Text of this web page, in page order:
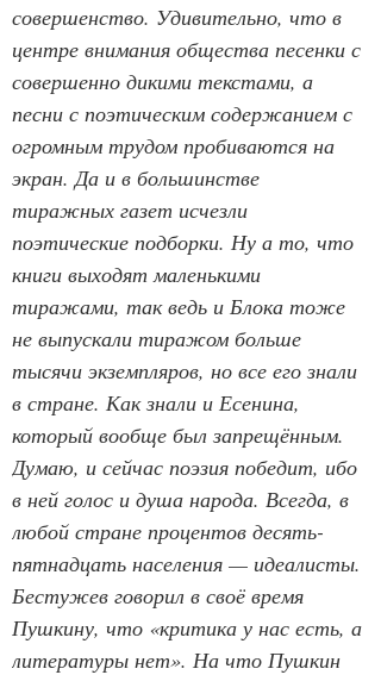
совершенство. Удивительно, что в
центре внимания общества песенки с
совершенно дикими текстами, а
песни с поэтическим содержанием с
огромным трудом пробиваются на
экран. Да и в большинстве
тиражных газет исчезли
поэтические подборки. Ну а то, что
книги выходят маленькими
тиражами, так ведь и Блока тоже
не выпускали тиражом больше
тысячи экземпляров, но все его знали
в стране. Как знали и Есенина,
который вообще был запрещённым.
Думаю, и сейчас поэзия победит, ибо
в ней голос и душа народа. Всегда, в
любой стране процентов десять-
пятнадцать населения — идеалисты.
Бестужев говорил в своё время
Пушкину, что «критика у нас есть, а
литературы нет». На что Пушкин